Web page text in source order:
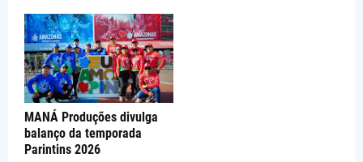
MANÁ Produções divulga
balanço da temporada
Parintins 2026